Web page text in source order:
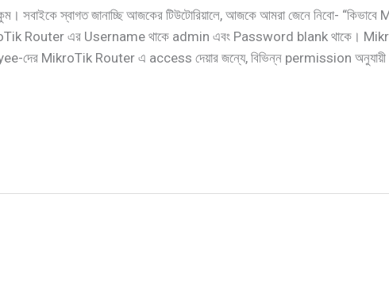
সবাইকে স্বাগত জানাচ্ছি আজকের টিউটোরিয়ালে, আজকে আমরা জেনে নিবো-
Router এর Username থাকে admin এবং Password blank থাকে।
দের MikroTik Router এ access দেয়ার জন্যে, বিভিন্ন permission